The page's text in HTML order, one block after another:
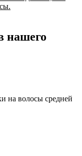
нашего
на волосы средней